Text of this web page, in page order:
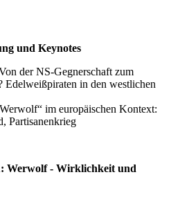
und Keynotes
der NS-Gegnerschaft zum
Edelweißpiraten in den westlichen
im europäischen Kontext:
Partisanenkrieg
Werwolf - Wirklichkeit und